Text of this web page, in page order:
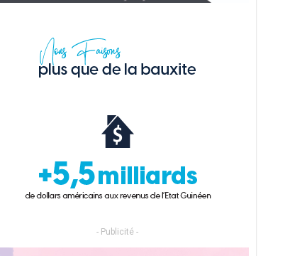
- Publicité -